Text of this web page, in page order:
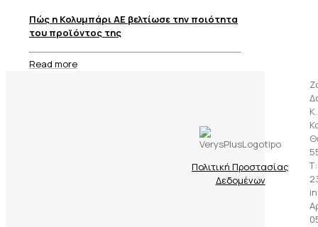
Πώς η Κολυμπάρι ΑΕ βελτίωσε την ποιότητα
του προϊόντος της
Read more
Πολιτική Προστασίας
Δεδομένων